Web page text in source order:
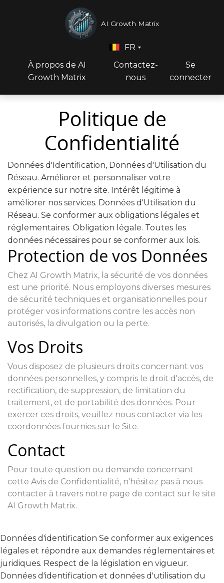
AI Growth Matrix
À propos de AI
Growth Matrix
Contactez-
nous
Se
connecter
FR
Politique de
Confidentialité
Données d'Identification, Données d'Utilisation du
Réseau. Améliorer et personnaliser votre
expérience sur notre site. Intérêt légitime à
améliorer nos services. Données d'Utilisation du
Réseau. Se conformer aux obligations légales et
réglementaires. Obligation légale. Toutes les
données nécessaires pour se conformer aux lois.
Protection de vos Données
Chez AI Growth Matrix, la sécurité de vos données
est une priorité. Nous employons diverses mesures
de sécurité techniques et organisationnelles pour
protéger vos informations contre les accès non
autorisés, la divulgation ou la perte.
Vos Droits
Vous disposez de plusieurs droits concernant vos
données personnelles, y compris le droit d'accès, de
rectification, de suppression, de limitation du
traitement, et de portabilité des données. Pour
exercer ces droits, veuillez nous contacter via les
coordonnées fournies sur le Site.
Contact
Pour toute question ou demande concernant
cette Avis de Confidentialité, n'hésitez pas à nous
contacter à travers notre page de contact sur le site
AI Growth Matrix.
Données d'identification Se conformer aux exigences
légales et répondre aux demandes réglementaires et
juridiques. Respect de la législation en vigueur.
Données d'identification et données d'utilisation du